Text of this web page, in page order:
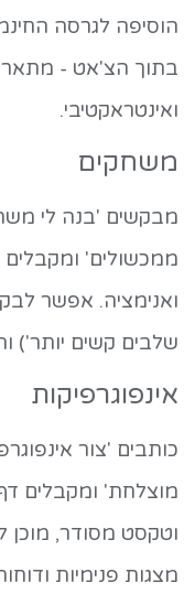
הוסיפה לגרסה
בתוך הצ'אט -
ואינטראקטיבי.
משחקים
מבקשים 'בנה לי
ואנימציה. אפשר
שלבים קשים יותר')
אינפוגרפיקות
מוצלחת' ומקבלים דף
וטקסט מסודר, מוכן
מצגות פנימיות